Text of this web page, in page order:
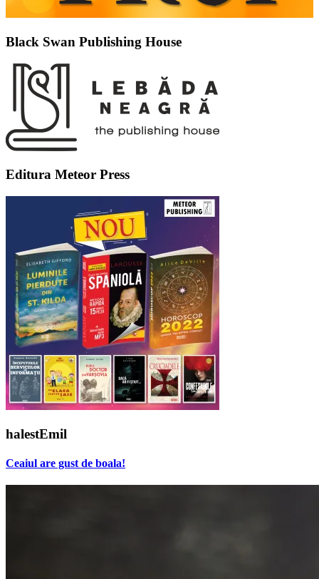
Black Swan Publishing House
Editura Meteor Press
halestEmil
Ceaiul are gust de boala!